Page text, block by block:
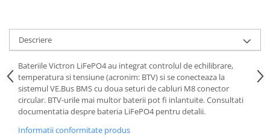
Toate panourile portabile
Kituri solare pentru balcon
Frigidere Portabile
Componente Fotovoltaice
Incarcatoare solare
Incarcatoare solare MPPT
Incarcatoare solare PWM
Descriere
Bateriile Victron LiFePO4 au integrat controlul de echilibrare,
temperatura si tensiune (acronim: BTV) si se conecteaza la
sistemul VE.Bus BMS cu doua seturi de cabluri M8 conector
circular. BTV-urile mai multor baterii pot fi inlantuite. Consultati
documentatia despre bateria LiFePO4 pentru detalii.
Informatii conformitate produs